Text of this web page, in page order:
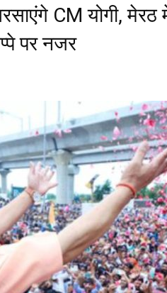
CM योगी, मेरठ
पर नजर